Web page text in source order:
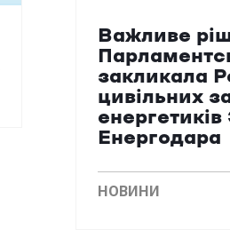
Важливе
закликала
цивільних
Енергодара
НОВИНИ